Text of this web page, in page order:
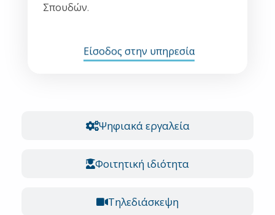
Ψηφιακά εργαλεία
Φοιτητική ιδιότητα​
Τηλεδιάσκεψη​
Σπουδών.
Είσοδος στην υπηρεσία